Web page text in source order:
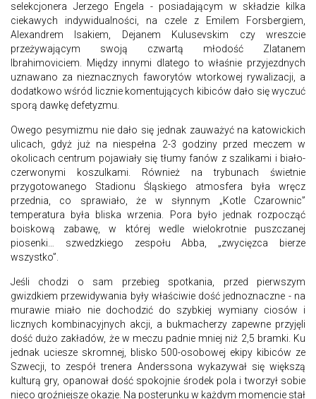
selekcjonera Jerzego Engela - posiadającym w składzie kilka
ciekawych indywidualności, na czele z Emilem Forsbergiem,
Alexandrem Isakiem, Dejanem Kulusevskim czy wreszcie
przeżywającym swoją czwartą młodość Zlatanem
Ibrahimoviciem. Między innymi dlatego to właśnie przyjezdnych
uznawano za nieznacznych faworytów wtorkowej rywalizacji, a
dodatkowo wśród licznie komentujących kibiców dało się wyczuć
sporą dawkę defetyzmu.
Owego pesymizmu nie dało się jednak zauważyć na katowickich
ulicach, gdyż już na niespełna 2-3 godziny przed meczem w
okolicach centrum pojawiały się tłumy fanów z szalikami i biało-
czerwonymi koszulkami. Również na trybunach świetnie
przygotowanego Stadionu Śląskiego atmosfera była wręcz
przednia, co sprawiało, że w słynnym „Kotle Czarownic”
temperatura była bliska wrzenia. Pora było jednak rozpocząć
boiskową zabawę, w której wedle wielokrotnie puszczanej
piosenki… szwedzkiego zespołu Abba, „zwycięzca bierze
wszystko”.
Jeśli chodzi o sam przebieg spotkania, przed pierwszym
gwizdkiem przewidywania były właściwie dość jednoznaczne - na
murawie miało nie dochodzić do szybkiej wymiany ciosów i
licznych kombinacyjnych akcji, a bukmacherzy zapewne przyjęli
dość dużo zakładów, że w meczu padnie mniej niż 2,5 bramki. Ku
jednak uciesze skromnej, blisko 500-osobowej ekipy kibiców ze
Szwecji, to zespół trenera Anderssona wykazywał się większą
kulturą gry, opanował dość spokojnie środek pola i tworzył sobie
nieco groźniejsze okazje. Na posterunku w każdym momencie stał